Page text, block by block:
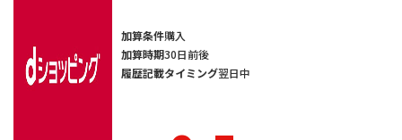
加算条件購入
加算時期30日前後
履歴記載タイミング翌日中